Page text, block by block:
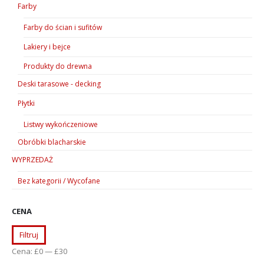
Farby
Farby do ścian i sufitów
Lakiery i bejce
Produkty do drewna
Deski tarasowe - decking
Płytki
Listwy wykończeniowe
Obróbki blacharskie
WYPRZEDAŻ
Bez kategorii / Wycofane
CENA
Cena
min
Cena
max
Filtruj
Cena: £0—£30